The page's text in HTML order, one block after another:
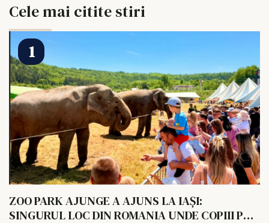
Cele mai citite stiri
ZOO PARK AJUNGE A AJUNS LA IAȘI:
SINGURUL LOC DIN ROMANIA UNDE COPIII POT